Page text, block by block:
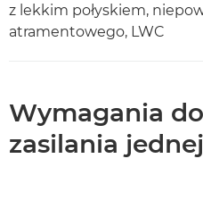
z lekkim połyskiem,
atramentowego, LWC
Wymagania
zasilania